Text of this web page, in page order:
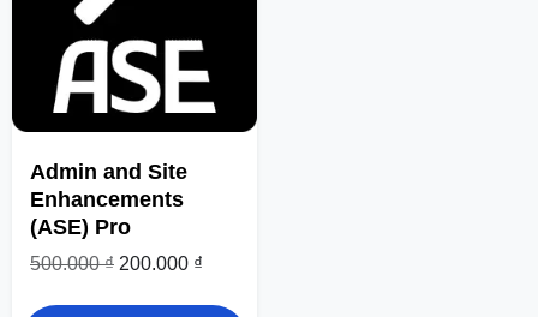
Admin and Site
Enhancements
(ASE) Pro
500.000₫ 200.000 ₫